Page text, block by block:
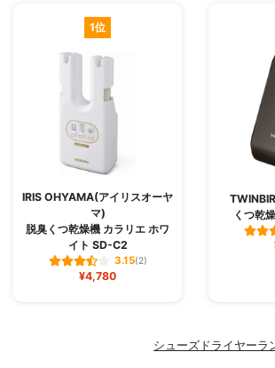
1位
IRIS OHYAMA(アイリスオーヤ
マ)
脱臭くつ乾燥機 カラリエ ホワ
イト SD-C2
3.15(2)
¥4,780
くつ乾
シューズドライヤーラ